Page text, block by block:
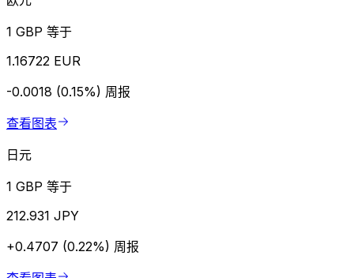
1 GBP 等于
1.16722 EUR
-0.0018 (0.15%) 周报
查看图表
日元
1 GBP 等于
212.931 JPY
+0.4707 (0.22%) 周报